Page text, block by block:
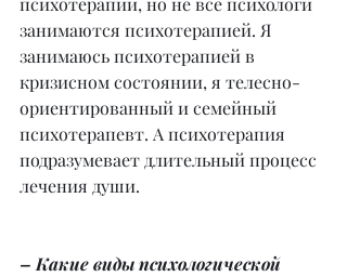
занимаются психотерапией. Я
занимаюсь психотерапией в
кризисном состоянии, я телесно-
ориентированный и семейный
психотерапевт. А психотерапия
подразумевает длительный процесс
лечения души.
– Какие виды психологической